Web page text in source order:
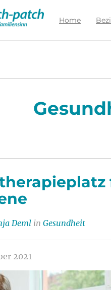
Zur
Partnersuche
Home
Deml in Gesundheit
2021